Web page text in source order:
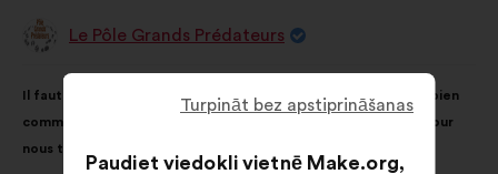
PriekšlikumuLe Pôle Grands Prédateurs
Priekšlikuma
saturs:
Il faut que la biodiversité et ses milieux soient vus comme un bien
commun. Aucun organisme ne pourra prendre des décisions pour
nous tous !
Sadalījums
ir
šāds:
Turpināt bez apstiprināšanas
Paudiet viedokli vietnē Make.org,